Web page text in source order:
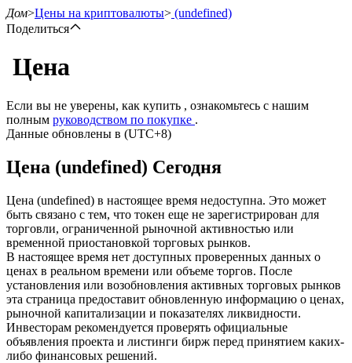
USDT-фьючерсы
Фьючерсы с использованием USDT в качестве
обеспечения
Дом>Цены на криптовалюты> (undefined)
Поделиться
Цена
Если вы не уверены, как купить , ознакомьтесь с нашим
полным руководством по покупке .
Данные обновлены в (UTC+8)
Цена (undefined) Сегодня
Цена (undefined) в настоящее время недоступна. Это может
быть связано с тем, что токен еще не зарегистрирован для
торговли, ограниченной рыночной активностью или
временной приостановкой торговых рынков.
В настоящее время нет доступных проверенных данных о
ценах в реальном времени или объеме торгов. После
установления или возобновления активных торговых рынков
эта страница предоставит обновленную информацию о ценах,
рыночной капитализации и показателях ликвидности.
Инвесторам рекомендуется проверять официальные
объявления проекта и листинги бирж перед принятием каких-
либо финансовых решений.